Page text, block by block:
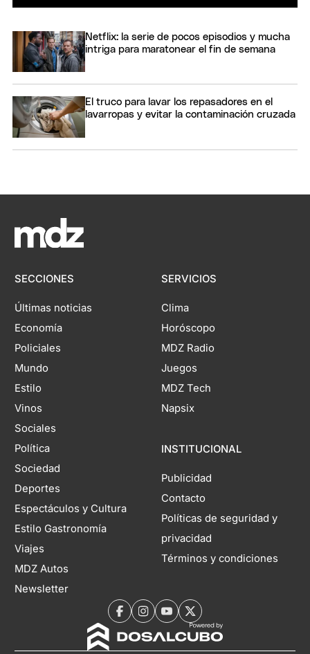
Netflix: la serie de pocos episodios y mucha
intriga para maratonear el fin de semana
El truco para lavar los repasadores en el
lavarropas y evitar la contaminación cruzada
SECCIONES
Últimas noticias
Economía
Policiales
Mundo
Estilo
Vinos
Sociales
Política
Sociedad
Deportes
Espectáculos y Cultura
Estilo Gastronomía
Viajes
MDZ Autos
Newsletter
SERVICIOS
Clima
Horóscopo
MDZ Radio
Juegos
MDZ Tech
Napsix
INSTITUCIONAL
Publicidad
Contacto
Políticas de seguridad y
privacidad
Términos y condiciones